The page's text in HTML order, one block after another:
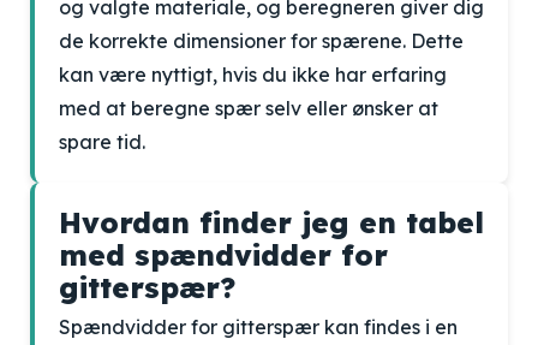
og valgte materiale, og beregneren giver dig
de korrekte dimensioner for spærene. Dette
kan være nyttigt, hvis du ikke har erfaring
med at beregne spær selv eller ønsker at
spare tid.
Hvordan finder jeg en tabel
med spændvidder for
gitterspær?
Spændvidder for gitterspær kan findes i en